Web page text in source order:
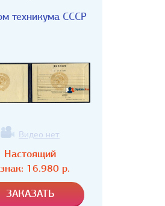
техникума СССР
Видео нет
Настоящий
16.980р.